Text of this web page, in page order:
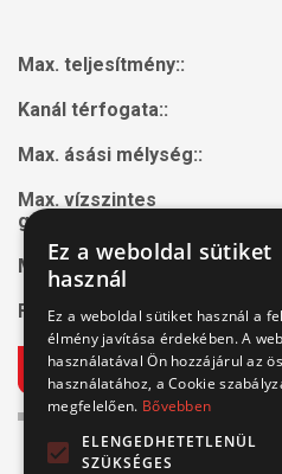
Max. teljesítmény::
Kanál térfogata::
Max. ásási mélység::
Max. vízszintes
gémkinyúlás::
Működő tömeg::
Felszakító erő::
Ajánlatkérés
Ez a weboldal sütiket
használ
Ez a weboldal sütiket használ a
élmény javítása érdekében. A
használatával Ön hozzájárul az
használatához, a Cookie
megfelelően. Bővebben
ELENGEDHETETLENÜL
SZÜKSÉGES